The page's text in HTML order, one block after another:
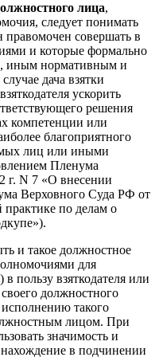
лица,
следует понимать
правомочен совершать в
и которые формально
иным нормативным и
дача взятки
ускорить
решения
компетенции или
благоприятного
лиц или иными
Пленума
г. N 7 «О внесении
Верховного Суда РФ от
практике по делам о
и такое должностное
для
пользу взяткодателя или
должностного
исполнению такого
лицом. При
значимость и
в подчинении